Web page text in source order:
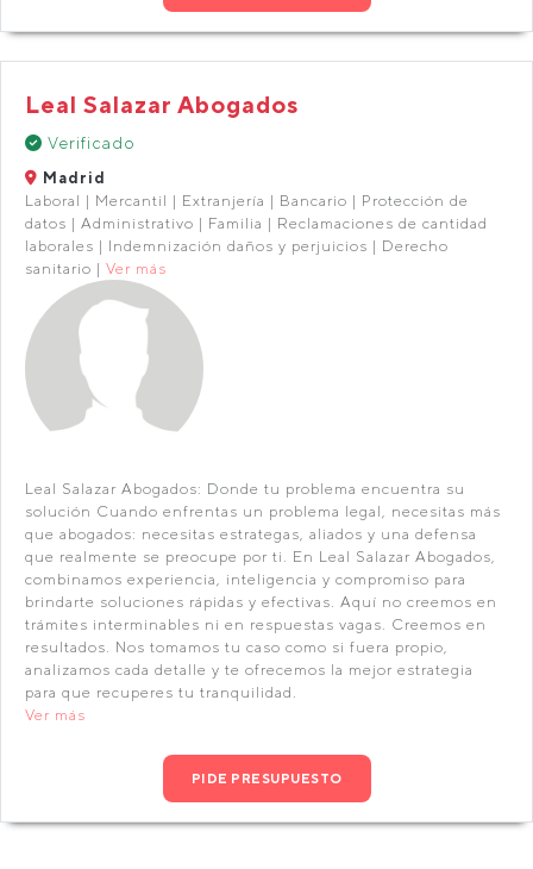
Leal Salazar Abogados
Verificado
Madrid
Laboral | Mercantil | Extranjería | Bancario | Protección de
datos | Administrativo | Familia | Reclamaciones de cantidad
laborales | Indemnización daños y perjuicios | Derecho
sanitario | Ver más
Leal Salazar Abogados: Donde tu problema encuentra su
solución Cuando enfrentas un problema legal, necesitas más
que abogados: necesitas estrategas, aliados y una defensa
que realmente se preocupe por ti. En Leal Salazar Abogados,
combinamos experiencia, inteligencia y compromiso para
brindarte soluciones rápidas y efectivas. Aquí no creemos en
trámites interminables ni en respuestas vagas. Creemos en
resultados. Nos tomamos tu caso como si fuera propio,
analizamos cada detalle y te ofrecemos la mejor estrategia
para que recuperes tu tranquilidad.
Ver más
PIDE PRESUPUESTO